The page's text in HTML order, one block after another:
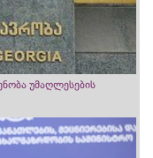
უმაღლესების